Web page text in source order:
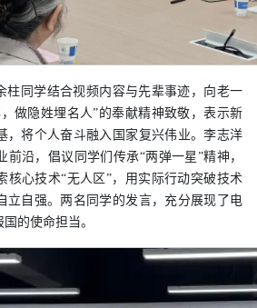
柱同学结合视频内容与先辈事迹，向老一
做隐姓埋名人”的奉献精神致敬，表示新
，将个人奋斗融入国家复兴伟业。李志洋
前沿，倡议同学们传承“两弹一星”精神，
核心技术“无人区”，用实际行动突破技术
立自强。两名同学的发言，充分展现了电
的使命担当。